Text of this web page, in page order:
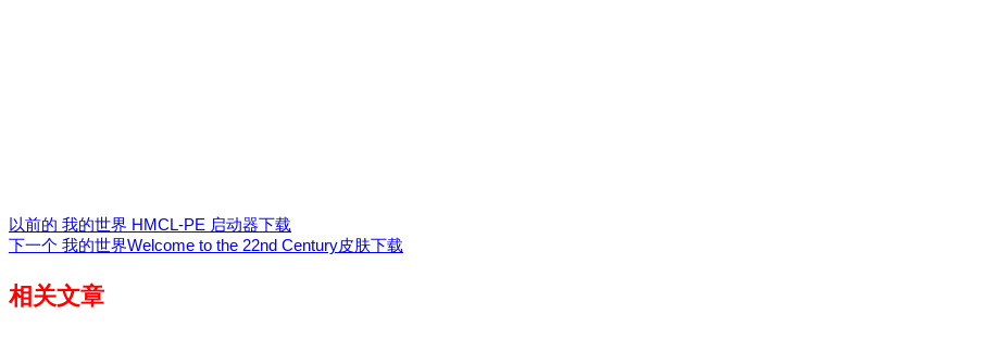
以前的 我的世界 HMCL-PE 启动器下载
下一个 我的世界Welcome to the 22nd Century皮肤下载
相关文章